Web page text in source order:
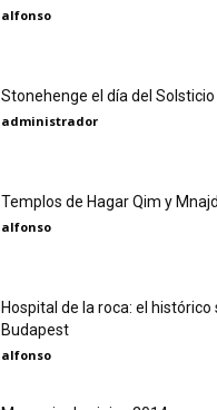
alfonso
Stonehenge el día del Solsticio
administrador
Templos de Hagar Qim y
alfonso
Hospital de la roca: el histórico
Budapest
alfonso